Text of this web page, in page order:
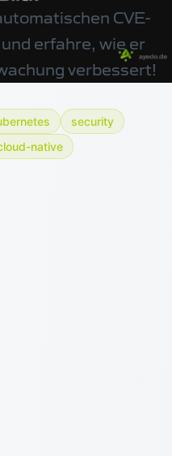
CVE-
erfahre, wie er
verbessert!
security
native